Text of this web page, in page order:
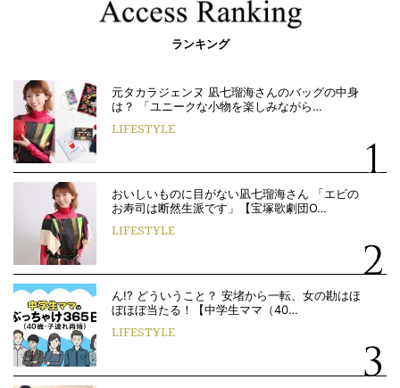
ランキング
元タカラジェンヌ 凪七瑠海さんのバッグの中身
は？ 「ユニークな小物を楽しみながら…
LIFESTYLE
おいしいものに目がない凪七瑠海さん 「エビの
お寿司は断然生派です」【宝塚歌劇団O…
LIFESTYLE
ん!? どういうこと？ 安堵から一転、女の勘はほ
ぼほぼ当たる！【中学生ママ（40…
LIFESTYLE